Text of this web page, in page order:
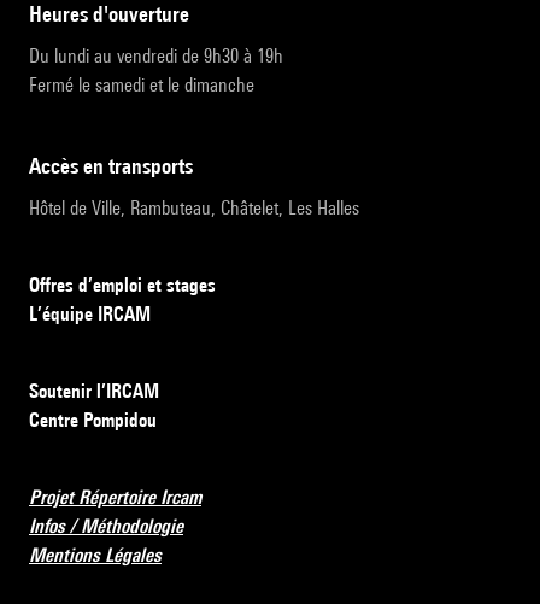
heures d'ouverture
Du lundi au vendredi de 9h30 à 19h
Fermé le samedi et le dimanche
accès en transports
Hôtel de Ville, Rambuteau, Châtelet, Les Halles
Offres d’emploi et stages
L’équipe IRCAM
Soutenir l’IRCAM
Centre Pompidou
Projet Répertoire Ircam
Infos / Méthodologie
Mentions Légales